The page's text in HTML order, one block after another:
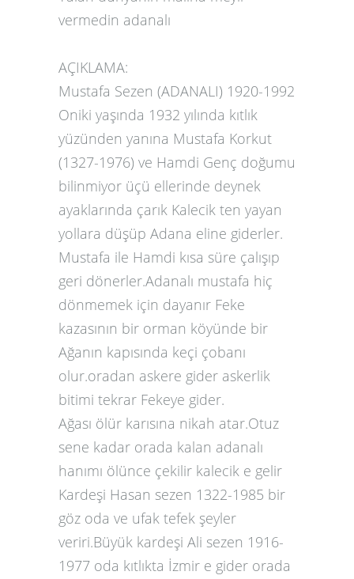
vermedin adanalı
AÇIKLAMA:
Mustafa Sezen (ADANALI) 1920-1992
Oniki yaşında 1932 yılında kıtlık
yüzünden yanına Mustafa Korkut
(1327-1976) ve Hamdi Genç doğumu
bilinmiyor üçü ellerinde deynek
ayaklarında çarık Kalecik ten yayan
yollara düşüp Adana eline giderler.
Mustafa ile Hamdi kısa süre çalışıp
geri dönerler.Adanalı mustafa hiç
dönmemek için dayanır Feke
kazasının bir orman köyünde bir
Ağanın kapısında keçi çobanı
olur.oradan askere gider askerlik
bitimi tekrar Fekeye gider.
Ağası ölür karısına nikah atar.Otuz
sene kadar orada kalan adanalı
hanımı ölünce çekilir kalecik e gelir
Kardeşi Hasan sezen 1322-1985 bir
göz oda ve ufak tefek şeyler
veriri.Büyük kardeşi Ali sezen 1916-
1977 oda kıtlıkta İzmir e gider orada